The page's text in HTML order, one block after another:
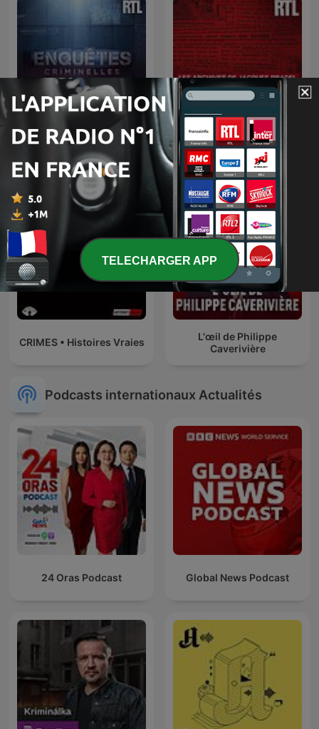
Enquêtes criminelles
L’heure du crime : les
archives de Jacques
Pradel
CRIMES • Histoires Vraies
L'œil de Philippe
Caverivière
Podcasts internationaux Actualités
24 Oras Podcast Global News Podcast
TELECHARGER APP